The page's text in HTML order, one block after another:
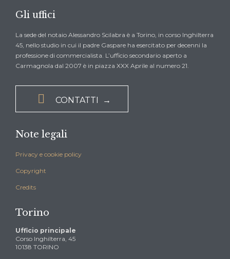
Gli uffici
La sede del notaio Alessandro Scilabra è a Torino, in corso Inghilterra
45, nello studio in cui il padre Gaspare ha esercitato per decenni la
professione di commercialista. L’ufficio secondario aperto a
Carmagnola dal 2007 è in piazza XXX Aprile al numero 21.
 CONTATTI →
Note legali
Privacy e cookie policy
Copyright
Credits
Torino
Ufficio principale
Corso Inghilterra, 45
10138 TORINO